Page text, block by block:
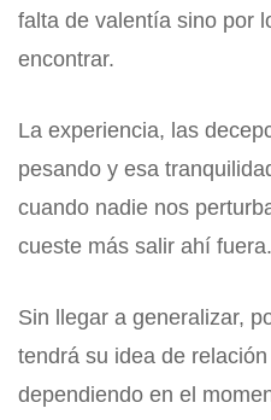
falta de valentía sino por
encontrar.
La experiencia, las
pesando y esa
cuando nadie nos
cueste más salir ahí fuera.
Sin llegar a generalizar,
tendrá su idea de
dependiendo en el